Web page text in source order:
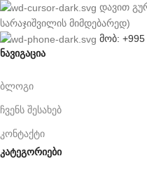
დავით
სარაჯიშვილის მიმდებარედ)
მობ:
ნავიგაცია
ბლოგი
ჩვენს შესახებ
კონტაქტი
კატეგორიები